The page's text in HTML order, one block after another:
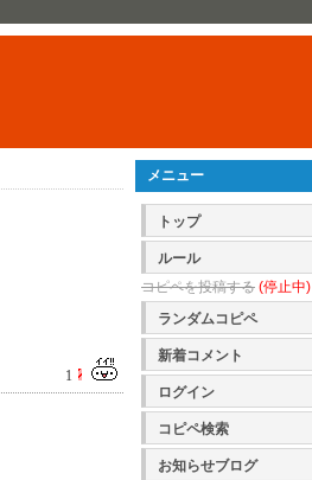
1
メニュー
トップ
ルール
コピペを投稿する (停止中)
ランダムコピペ
新着コメント
ログイン
コピペ検索
お知らせブログ